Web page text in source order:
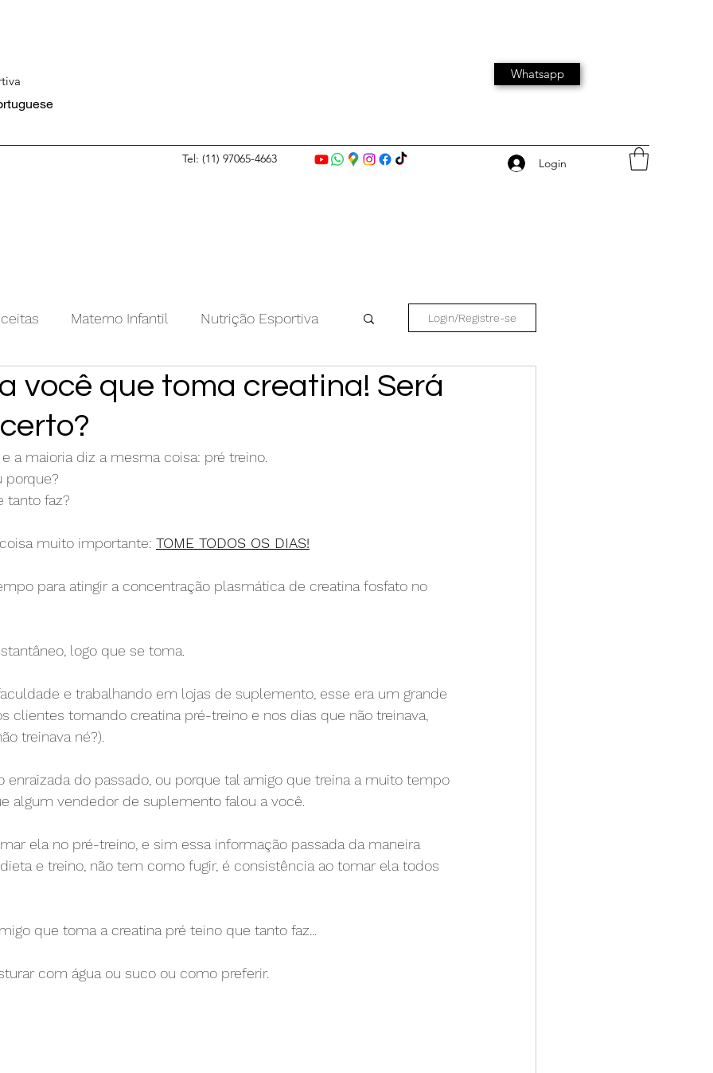
Whatsapp
Tel: (11) 97065-4663 Login
Materno Infantil Nutrição Esportiva Login/Registre-se
você que toma creatina! Será
a maioria diz a mesma coisa: pré treino.
porque?
tanto faz?
muito importante: TOME TODOS OS DIAS!
para atingir a concentração plasmática de creatina fosfato no
logo que se toma.
e trabalhando em lojas de suplemento, esse era um grande
clientes tomando creatina pré-treino e nos dias que não treinava,
treinava né?).
enraizada do passado, ou porque tal amigo que treina a muito tempo
algum vendedor de suplemento falou a você.
ela no pré-treino, e sim essa informação passada da maneira
e treino, não tem como fugir, é consistência ao tomar ela todos
que toma a creatina pré teino que tanto faz...
com água ou suco ou como preferir.